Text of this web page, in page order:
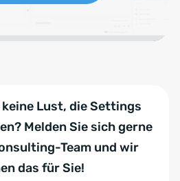
keine Lust, die Settings
Melden Sie sich gerne
Team und wir
das für Sie!